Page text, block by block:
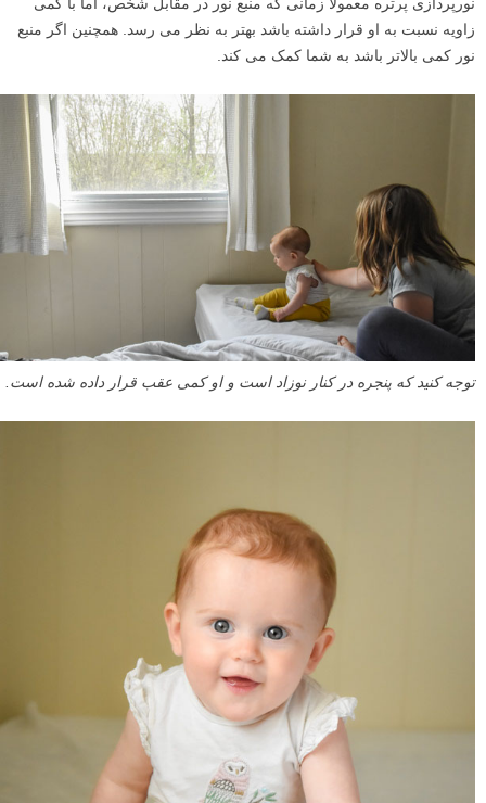
زاویه نسبت به او قرار داشته باشد بهتر به نظر می رسد. همچنین اگر منبع
نور کمی بالاتر باشد به شما کمک می کند.
توجه کنید که پنجره در کنار نوزاد است و او کمی عقب قرار داده شده است.